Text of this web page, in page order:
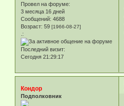
Провел на форуме:
3 месяца 16 дней
Сообщений: 4688
Возраст: 59 [1966-08-27]
.:
Последний визит:
Сегодня 21:29:17
Кондор
Подполковник